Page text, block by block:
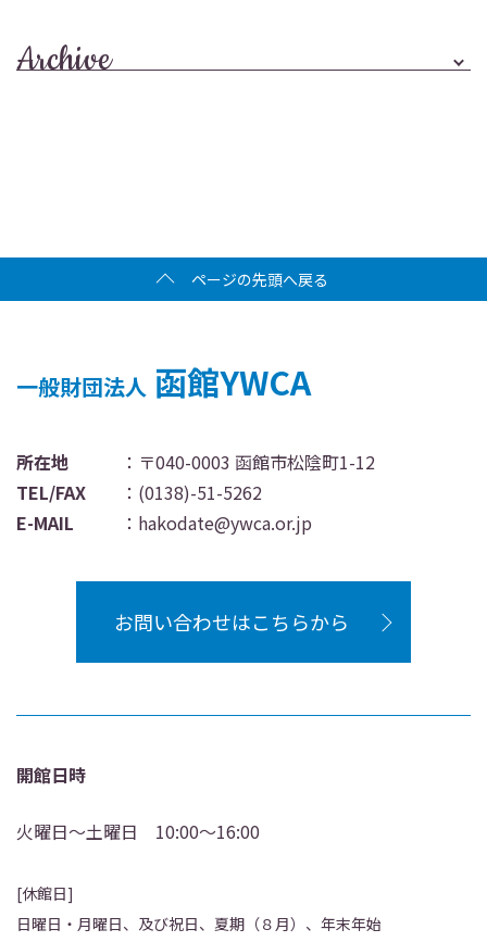
Archive
ページの先頭へ戻る
一般財団法人 函館YWCA
所在地
：〒040-0003 函館市松陰町1-12
TEL/FAX
： (0138)-51-5262
E-MAIL
： hakodate@ywca.or.jp
お問い合わせはこちらから
開館日時
火曜日～土曜日 10:00～16:00
[休館日]
日曜日・月曜日、及び祝日、夏期（８月）、年末年始